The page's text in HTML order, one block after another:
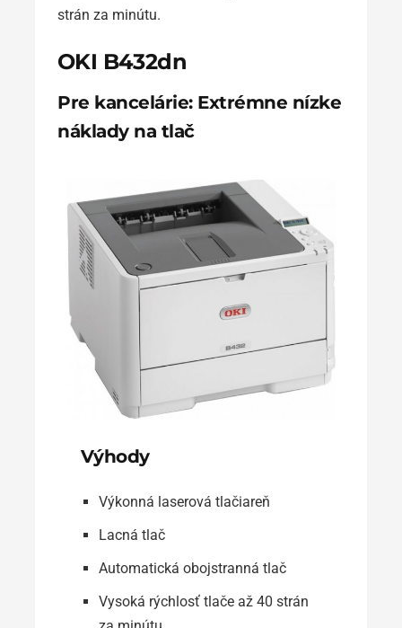
strán za minútu.
OKI B432dn
Pre kancelárie: Extrémne nízke
náklady na tlač
Výhody
Výkonná laserová tlačiareň
Lacná tlač
Automatická obojstranná tlač
Vysoká rýchlosť tlače až 40 strán